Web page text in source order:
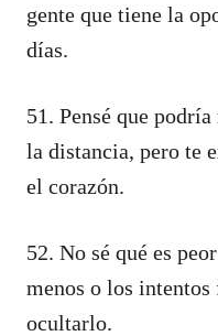
gente que tiene la
días.
51. Pensé que
la distancia, pero te
el corazón.
52. No sé qué es
menos o los
ocultarlo.